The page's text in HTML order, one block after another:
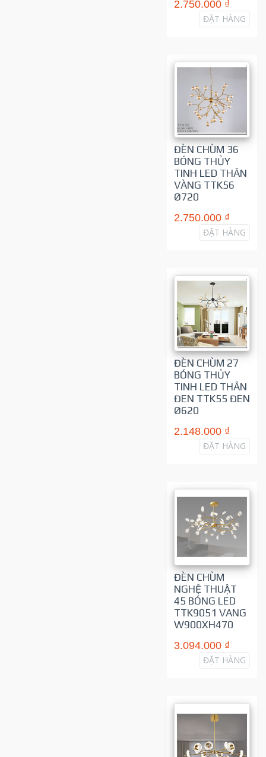
2.750.000 ₫
ĐẶT HÀNG
ĐÈN CHÙM 36
BÓNG THỦY
TINH LED THÂN
VÀNG TTK56
Ø720
2.750.000 ₫
ĐẶT HÀNG
ĐÈN CHÙM 27
BÓNG THỦY
TINH LED THÂN
ĐEN TTK55 ĐEN
Ø620
2.148.000 ₫
ĐẶT HÀNG
ĐÈN CHÙM
NGHỆ THUẬT
45 BÓNG LED
TTK9051 VANG
W900XH470
3.094.000 ₫
ĐẶT HÀNG